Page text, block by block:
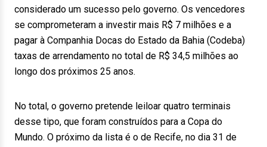
considerado um sucesso pelo governo. Os vencedores
se comprometeram a investir mais R$ 7 milhões e a
pagar à Companhia Docas do Estado da Bahia (Codeba)
taxas de arrendamento no total de R$ 34,5 milhões ao
longo dos próximos 25 anos.
No total, o governo pretende leiloar quatro terminais
desse tipo, que foram construídos para a Copa do
Mundo. O próximo da lista é o de Recife, no dia 31 de